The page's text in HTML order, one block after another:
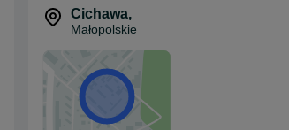
Cichawa,
Małopolskie